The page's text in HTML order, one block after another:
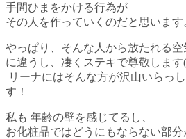
手間ひまをかける行為が
その人を作っていくのだと思います
やっぱり、そんな人から放たれる
に違うし、凄くステキで尊敬します
リーナにはそんな方が沢山いらっ
す！
私も 年齢の壁を感じてるし、
お化粧品ではどうにもならない部